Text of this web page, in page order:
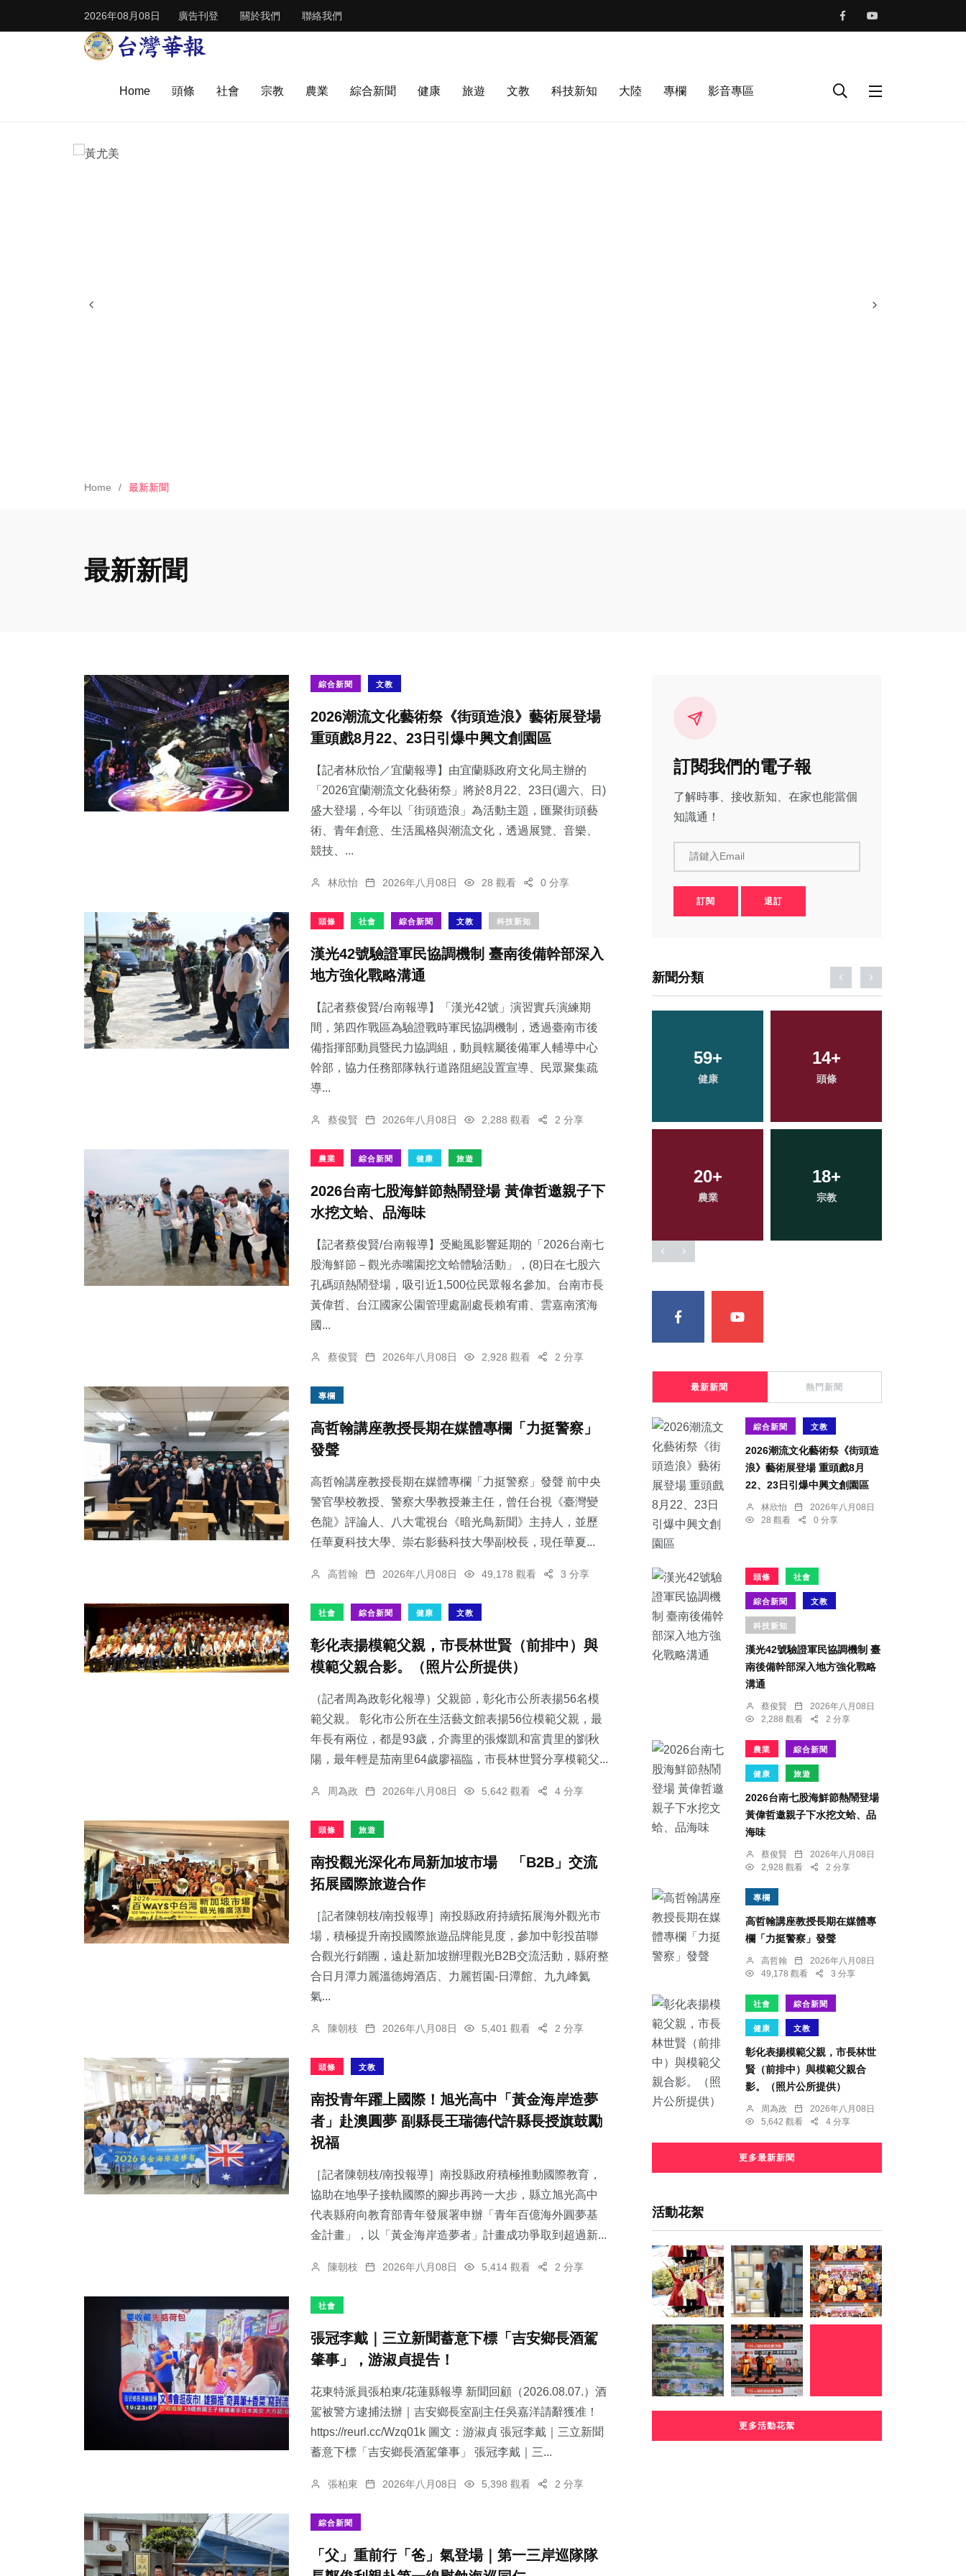
2026年08月08日 廣告刊登 關於我們 聯絡我們
Home 頭條 社會 宗教 農業 綜合新聞 健康 旅遊 文教 科技新知 大陸 專欄 影音專區
Home 最新新聞
最新新聞
綜合新聞 文教
2026潮流文化藝術祭《街頭造浪》藝術展登場
重頭戲8月22、23日引爆中興文創園區
【記者林欣怡／宜蘭報導】由宜蘭縣政府文化局主辦的
「2026宜蘭潮流文化藝術祭」將於8月22、23日(週六、日)
盛大登場，今年以「街頭造浪」為活動主題，匯聚街頭藝
術、青年創意、生活風格與潮流文化，透過展覽、音樂、
競技、...
林欣怡 2026年八月08日 28 觀看 0 分享
頭條 社會 綜合新聞 文教 科技新知
漢光42號驗證軍民協調機制 臺南後備幹部深入
地方強化戰略溝通
【記者蔡俊賢/台南報導】「漢光42號」演習實兵演練期
間，第四作戰區為驗證戰時軍民協調機制，透過臺南市後
備指揮部動員暨民力協調組，動員轄屬後備軍人輔導中心
幹部，協力任務部隊執行道路阻絕設置宣導、民眾聚集疏
導...
蔡俊賢 2026年八月08日 2,288 觀看 2 分享
農業 綜合新聞 健康 旅遊
2026台南七股海鮮節熱鬧登場 黃偉哲邀親子下
水挖文蛤、品海味
【記者蔡俊賢/台南報導】受颱風影響延期的「2026台南七
股海鮮節－觀光赤嘴園挖文蛤體驗活動」，(8)日在七股六
孔碼頭熱鬧登場，吸引近1,500位民眾報名參加。台南市長
黃偉哲、台江國家公園管理處副處長賴宥甫、雲嘉南濱海
國...
蔡俊賢 2026年八月08日 2,928 觀看 2 分享
專欄
高哲翰講座教授長期在媒體專欄「力挺警察」
發聲
高哲翰講座教授長期在媒體專欄「力挺警察」發聲 前中央
警官學校教授、警察大學教授兼主任，曾任台視《臺灣變
色龍》評論人、八大電視台《暗光鳥新聞》主持人，並歷
任華夏科技大學、崇右影藝科技大學副校長，現任華夏...
高哲翰 2026年八月08日 49,178 觀看 3 分享
社會 綜合新聞 健康 文教
彰化表揚模範父親，市長林世賢（前排中）與
模範父親合影。（照片公所提供）
（記者周為政彰化報導）父親節，彰化市公所表揚56名模
範父親。 彰化市公所在生活藝文館表揚56位模範父親，最
年長有兩位，都是93歲，介壽里的張燦凱和富貴里的劉秋
陽，最年輕是茄南里64歲廖福臨，市長林世賢分享模範父...
周為政 2026年八月08日 5,642 觀看 4 分享
頭條 旅遊
南投觀光深化布局新加坡市場 「B2B」交流
拓展國際旅遊合作
［記者陳朝枝/南投報導］南投縣政府持續拓展海外觀光市
場，積極提升南投國際旅遊品牌能見度，參加中彰投苗聯
合觀光行銷團，遠赴新加坡辦理觀光B2B交流活動，縣府整
合日月潭力麗溫德姆酒店、力麗哲園-日潭館、九九峰氦
氣...
陳朝枝 2026年八月08日 5,401 觀看 2 分享
頭條 文教
南投青年躍上國際！旭光高中「黃金海岸造夢
者」赴澳圓夢 副縣長王瑞德代許縣長授旗鼓勵
祝福
［記者陳朝枝/南投報導］南投縣政府積極推動國際教育，
協助在地學子接軌國際的腳步再跨一大步，縣立旭光高中
代表縣府向教育部青年發展署申辦「青年百億海外圓夢基
金計畫」，以「黃金海岸造夢者」計畫成功爭取到超過新...
陳朝枝 2026年八月08日 5,414 觀看 2 分享
社會
張冠李戴｜三立新聞蓄意下標「吉安鄉長酒駕
肇事」，游淑貞提告！
花東特派員張柏東/花蓮縣報導 新聞回顧（2026.08.07.）酒
駕被警方逮捕法辦｜吉安鄉長室副主任吳嘉洋請辭獲准！
https://reurl.cc/Wzq01k 圖文：游淑貞 張冠李戴｜三立新聞
蓄意下標「吉安鄉長酒駕肇事」 張冠李戴｜三...
張柏東 2026年八月08日 5,398 觀看 2 分享
綜合新聞
「父」重前行「爸」氣登場｜第一三岸巡隊隊
訂閱我們的電子報
了解時事、接收新知、在家也能當個
知識通！
請鍵入Email
訂閱 退訂
新聞分類
綜合新聞
111+
+
專欄
59+
健康
14+
頭條
20+
農業
18+
宗教
0+
大陸
9+
科技新知
65+
文教
199+
綜合新聞
最新新聞 熱門新聞
綜合新聞 文教
2026潮流文化藝術祭《街頭造
浪》藝術展登場 重頭戲8月
22、23日引爆中興文創園區
林欣怡
2026年八月08日
28 觀看
0 分享
頭條 社會
綜合新聞 文教
科技新知
漢光42號驗證軍民協調機制 臺
南後備幹部深入地方強化戰略
溝通
蔡俊賢
2026年八月08日
2,288 觀看
2 分享
農業 綜合新聞
健康 旅遊
2026台南七股海鮮節熱鬧登場
黃偉哲邀親子下水挖文蛤、品
海味
蔡俊賢
2026年八月08日
2,928 觀看
2 分享
專欄
高哲翰講座教授長期在媒體專
欄「力挺警察」發聲
高哲翰
2026年八月08日
49,178 觀看
3 分享
社會 綜合新聞
健康 文教
彰化表揚模範父親，市長林世
賢（前排中）與模範父親合
影。（照片公所提供）
周為政
2026年八月08日
5,642 觀看
4 分享
更多最新新聞
活動花絮
更多活動花絮